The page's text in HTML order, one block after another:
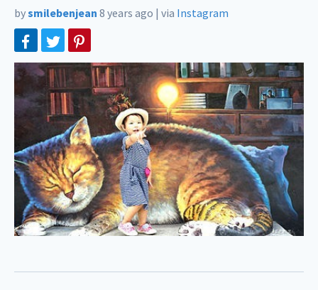
bysmilebenjean 8 years ago | via Instagram